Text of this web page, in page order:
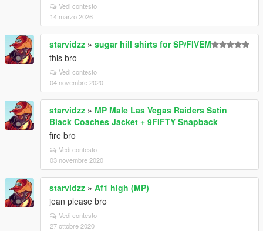
Vedi contesto
14 marzo 2026
starvidzz » sugar hill shirts for SP/FIVEM
this bro
Vedi contesto
04 novembre 2020
starvidzz » MP Male Las Vegas Raiders Satin
Black Coaches Jacket + 9FIFTY Snapback
fire bro
Vedi contesto
03 novembre 2020
starvidzz » Af1 high (MP)
jean please bro
Vedi contesto
27 ottobre 2020